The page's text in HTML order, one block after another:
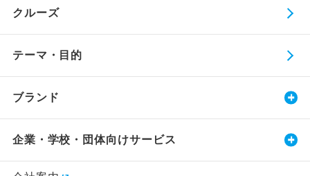
クルーズ
テーマ・目的
ブランド
企業・学校・団体向けサービス